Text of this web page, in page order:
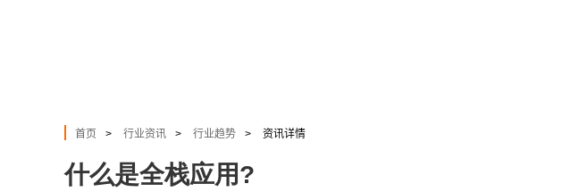
首页 > 行业资讯 > 行业趋势 > 资讯详情
什么是全栈应用?